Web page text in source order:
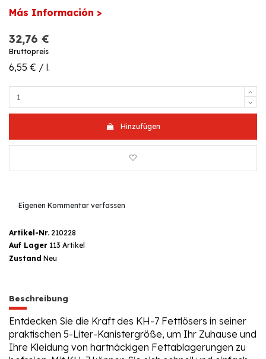
Más Información >
32,76 €
Bruttopreis
6,55 € / l.
Hinzufügen
Eigenen Kommentar verfassen
Artikel-Nr. 210228
Auf Lager 113 Artikel
Zustand Neu
Beschreibung
Entdecken Sie die Kraft des KH-7 Fettlösers in seiner
praktischen 5-Liter-Kanistergröße, um Ihr Zuhause und
Ihre Kleidung von hartnäckigen Fettablagerungen zu